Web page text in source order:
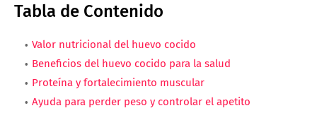
Tabla de Contenido
Valor nutricional del huevo cocido
Beneficios del huevo cocido para la salud
Proteína y fortalecimiento muscular
Ayuda para perder peso y controlar el apetito